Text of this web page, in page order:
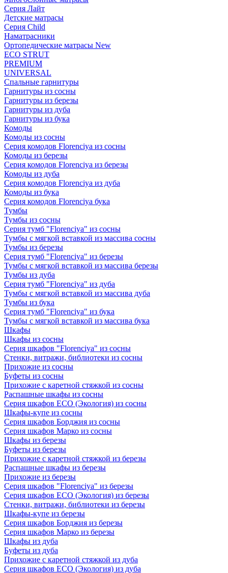
Серия Лайт
Детские матрасы
Серия Child
Наматрасники
Ортопедические матрасы New
ECO STRUT
PREMIUM
UNIVERSAL
Спальные гарнитуры
Гарнитуры из сосны
Гарнитуры из березы
Гарнитуры из дуба
Гарнитуры из бука
Комоды
Комоды из сосны
Серия комодов Florenciya из сосны
Комоды из березы
Серия комодов Florenciya из березы
Комоды из дуба
Серия комодов Florenciya из дуба
Комоды из бука
Серия комодов Florenciya бука
Тумбы
Тумбы из сосны
Серия тумб "Florenciya" из сосны
Тумбы с мягкой вставкой из массива сосны
Тумбы из березы
Серия тумб "Florenciya" из березы
Тумбы с мягкой вставкой из массива березы
Тумбы из дуба
Серия тумб "Florenciya" из дуба
Тумбы с мягкой вставкой из массива дуба
Тумбы из бука
Серия тумб "Florenciya" из бука
Тумбы с мягкой вставкой из массива бука
Шкафы
Шкафы из сосны
Серия шкафов "Florenciya" из сосны
Стенки, витражи, библиотеки из сосны
Прихожие из сосны
Буфеты из сосны
Прихожие с каретной стяжкой из сосны
Распашные шкафы из сосны
Серия шкафов ECO (Экология) из сосны
Шкафы-купе из сосны
Серия шкафов Борджия из сосны
Серия шкафов Марко из сосны
Шкафы из березы
Буфеты из березы
Прихожие с каретной стяжкой из березы
Распашные шкафы из березы
Прихожие из березы
Серия шкафов "Florenciya" из березы
Серия шкафов ECO (Экология) из березы
Стенки, витражи, библиотеки из березы
Шкафы-купе из березы
Серия шкафов Борджия из березы
Серия шкафов Марко из березы
Шкафы из дуба
Буфеты из дуба
Прихожие с каретной стяжкой из дуба
Серия шкафов ECO (Экология) из дуба